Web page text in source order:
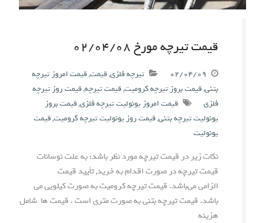
قیمت تیرچه مورخ ۰۲/۰۴/۰۸
۰۲/۰۴/۰۹ تیرچه فلزی,قیمت,قیمت امروز تیرچه
بتنی,قیمت بروز تیرچه کرومیت,قیمت تیرچه,قیمت روز تیرچه
فلزی
قیمت امروز یونولیت تیرچه فلزی,قیمت بروز
یونولیت تیرچه بتنی,قیمت روز یونولیت تیرچه کرومیت,قیمت
یونولیت
نکات زیر در قیمت تیرچه مورد نظر باشد: به علت نوسانات
قیمت تیرچه در صورت اقدام به خرید, تأیید قیمت
الزامی می‌باشد. قیمت تیرچه کرومیت به صورت کیلویی می
باشد. قیمت تیرچه بتنی به صورت متری است . قیمت ها شامل
هزینه